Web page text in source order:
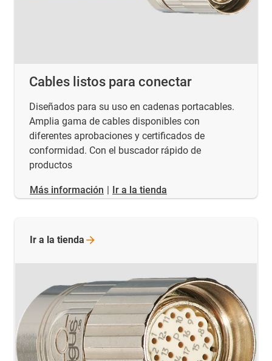
Cables listos para conectar
Diseñados para su uso en cadenas portacables.
Amplia gama de cables disponibles con
diferentes aprobaciones y certificados de
conformidad. Con el buscador rápido de
productos
​​​​​​​Más información Ir a la tienda
Ir a la tienda